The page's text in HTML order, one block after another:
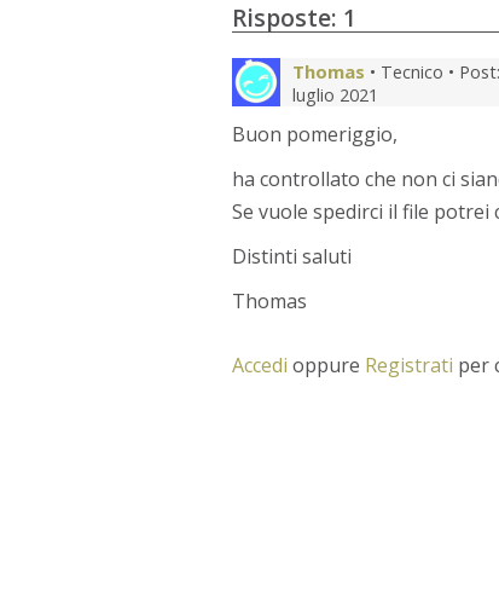
Risposte: 1
Thomas • Tecnico •
luglio 2021
Buon pomeriggio,
ha controllato che non ci
Se vuole spedirci il file
Distinti saluti
Thomas
Accedi oppure Registrati per